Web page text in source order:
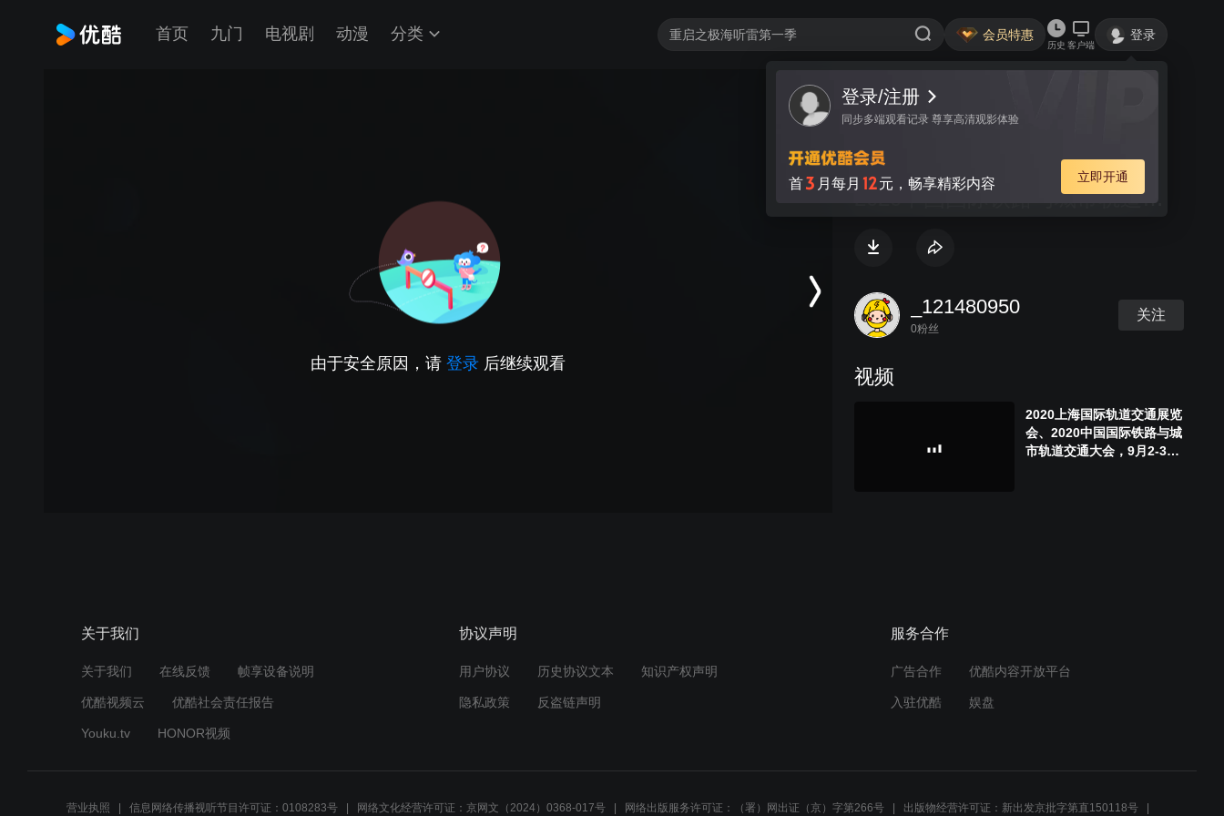
首页 九门 电视剧 动漫 分类 会员特惠
历史 客户端
登录
登录/注册
同步多端观看记录 尊享高清观影体验
首3 月每月 12元，畅享精彩内容 立即开通
由于安全原因，请 登录 后继续观看
视频 讨论
2020上海国际轨道交通展览会、
2020中国国际铁路与城市轨道交
_121480950
0粉丝
关注
视频
2020上海国际轨道交通展览
会、2020中国国际铁路与城
市轨道交通大会，9月2-3日
关于我们
关于我们 在线反馈 帧享设备说明
优酷视频云 优酷社会责任报告
Youku.tv HONOR视频
协议声明
用户协议 历史协议文本 知识产权声明
隐私政策 反盗链声明
服务合作
广告合作 优酷内容开放平台
入驻优酷 娱盘
营业执照 信息网络传播视听节目许可证：0108283号 网络文化经营许可证：京网文（2024）0368-017号 网络出版服务许可证：（署）网出证（京）字第266号 出版物经营许可证：新出发京批字第直150118号